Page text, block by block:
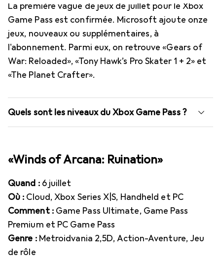
La première vague de jeux de juillet pour le Xbox
Game Pass est confirmée. Microsoft ajoute onze
jeux, nouveaux ou supplémentaires, à
l'abonnement. Parmi eux, on retrouve «Gears of
War: Reloaded», «Tony Hawk’s Pro Skater 1 + 2» et
«The Planet Crafter».
Quels sont les niveaux du Xbox Game Pass ?
«Winds of Arcana: Ruination»
Quand :6 juillet
Où : Cloud, Xbox Series X|S, Handheld et PC
Comment :Game Pass Ultimate, Game Pass
Premium et PC Game Pass
Genre :Metroidvania 2,5D, Action-Aventure, Jeu
de rôle